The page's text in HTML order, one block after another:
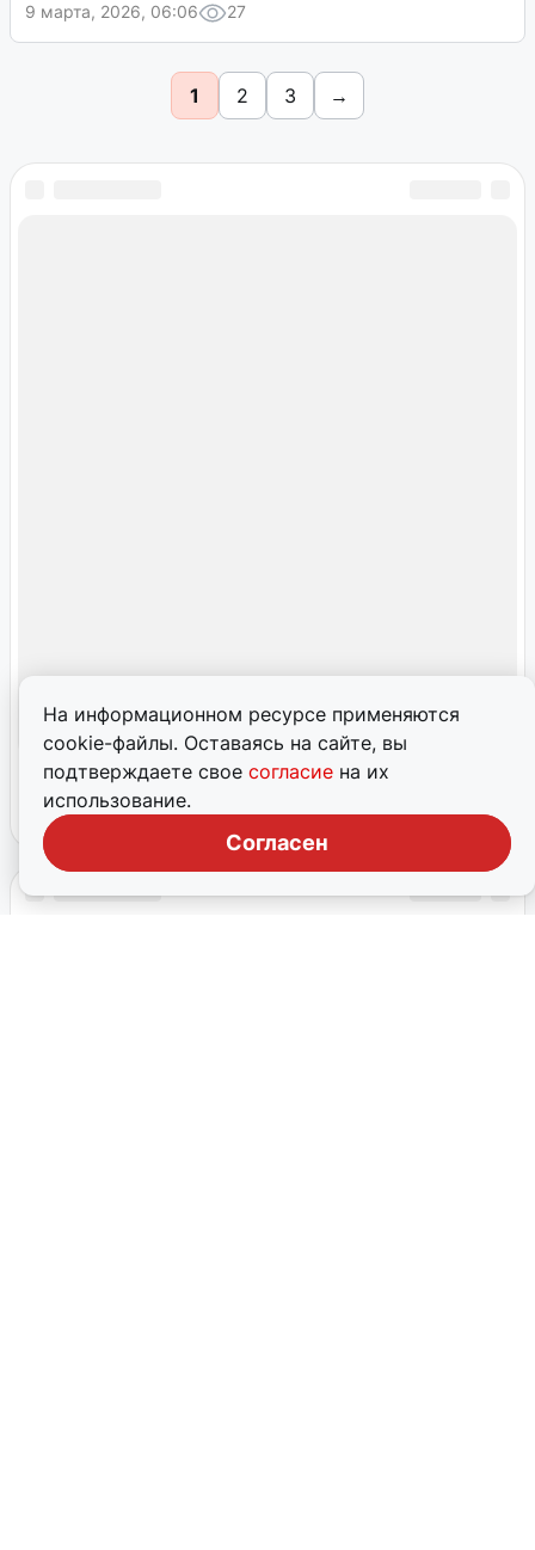
На информационном ресурсе применяются
cookie-файлы. Оставаясь на сайте, вы
подтверждаете свое согласие на их
использование.
Согласен
9 марта, 2026, 06:06 27
1 2 3 →